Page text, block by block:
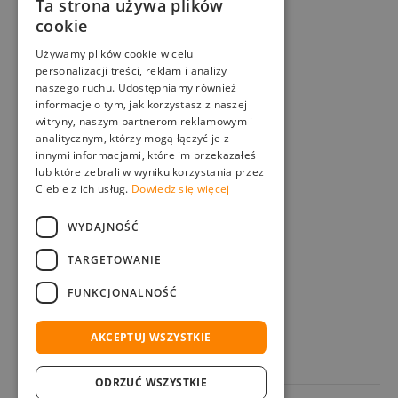
KANDO Piotr Pyka
NIP: 645-232-63-12
Kontakt
biuro@w-deche.pl
+48 501 338 481
Adres
ul. Nakielska 42/44,
42-600 Tarnowskie Góry
Na zamówienie
Outlet wyrobów z drewna
Koszyk
Regulamin sklepu
Moje konto
Ta strona używa plików
cookie
Używamy plików cookie w celu
personalizacji treści, reklam i analizy
naszego ruchu. Udostępniamy również
informacje o tym, jak korzystasz z naszej
witryny, naszym partnerom reklamowym i
analitycznym, którzy mogą łączyć je z
innymi informacjami, które im przekazałeś
lub które zebrali w wyniku korzystania przez
Ciebie z ich usług. Dowiedz się więcej
WYDAJNOŚĆ
TARGETOWANIE
FUNKCJONALNOŚĆ
AKCEPTUJ WSZYSTKIE
ODRZUĆ WSZYSTKIE